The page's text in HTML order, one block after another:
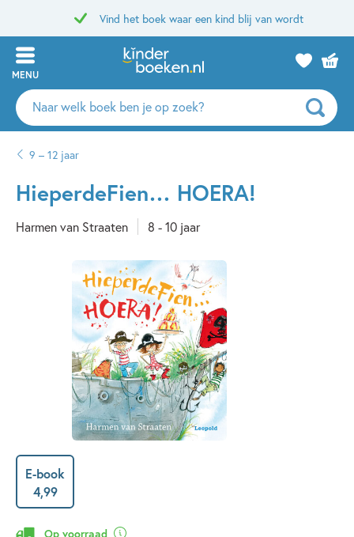
Vind het boek waar een kind blij van wordt
MENU
Zoeken
naar
auteurs
uitgevers
9 – 12 jaar
HieperdeFien… HOERA!
Harmen van Straaten 8 - 10 jaar
E-book
4,99
Op voorraad